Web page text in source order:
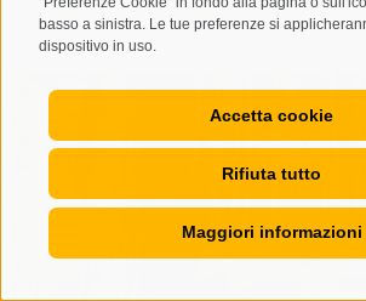
basso a sinistra. Le tue preferenze si
dispositivo in uso.
Accetta cookie
Rifiuta tutto
Maggiori informazioni